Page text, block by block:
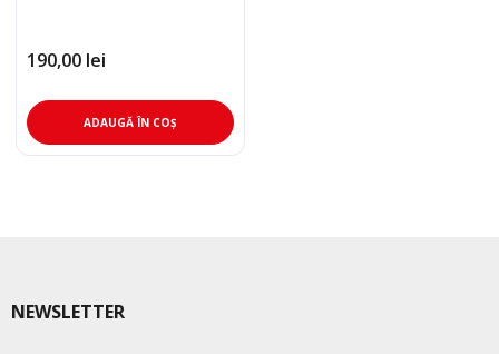
190,00 lei
ADAUGĂ ÎN COȘ
NEWSLETTER